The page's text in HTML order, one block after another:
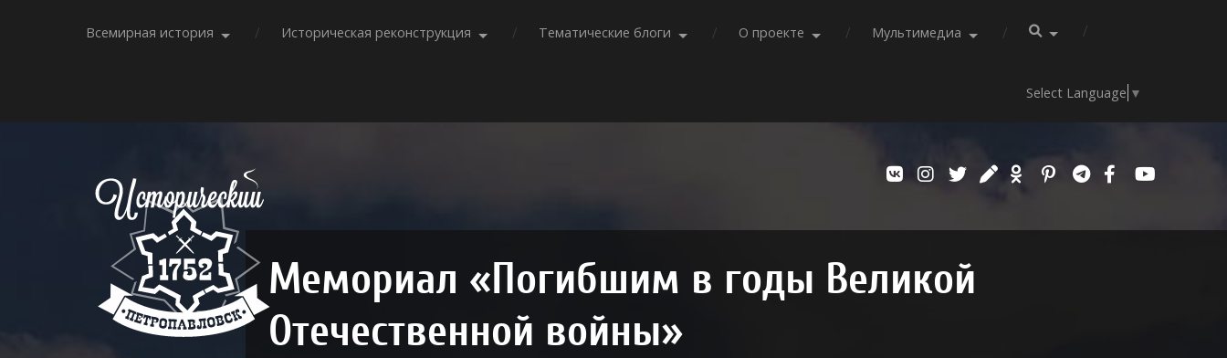
Всемирная история Историческая реконструкция Тематические блоги О проекте Мультимедиа
Select Language ▼
Мемориал «Погибшим в годы Великой
Отечественной войны»